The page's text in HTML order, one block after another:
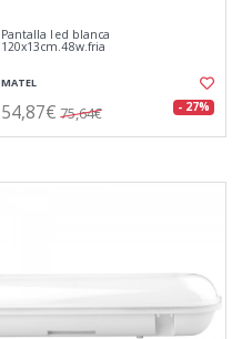
Pantalla led blanca
120x13cm.48w.fria
MATEL
54,87€ 75,64€ - 27%